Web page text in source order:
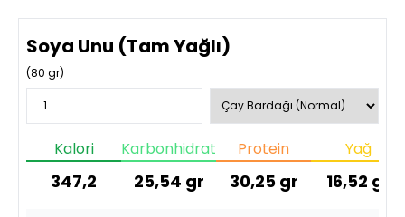
Soya Unu (Tam Yağlı)
(80 gr)
Kalori
347,2
Karbonhidrat
25,54 gr
Protein
30,25gr
Yağ
16,52 gr